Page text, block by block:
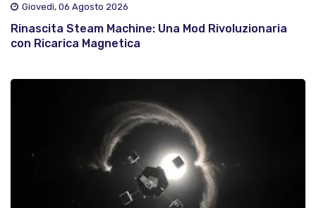
Giovedì, 06 Agosto 2026
Rinascita Steam Machine: Una Mod Rivoluzionaria
con Ricarica Magnetica